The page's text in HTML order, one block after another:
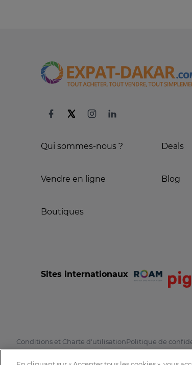
Qui sommes-nous ?
Vendre en ligne
Boutiques
Deals
Blog
Sites internationaux
Conditions et Charte d'utilisationPolitique de